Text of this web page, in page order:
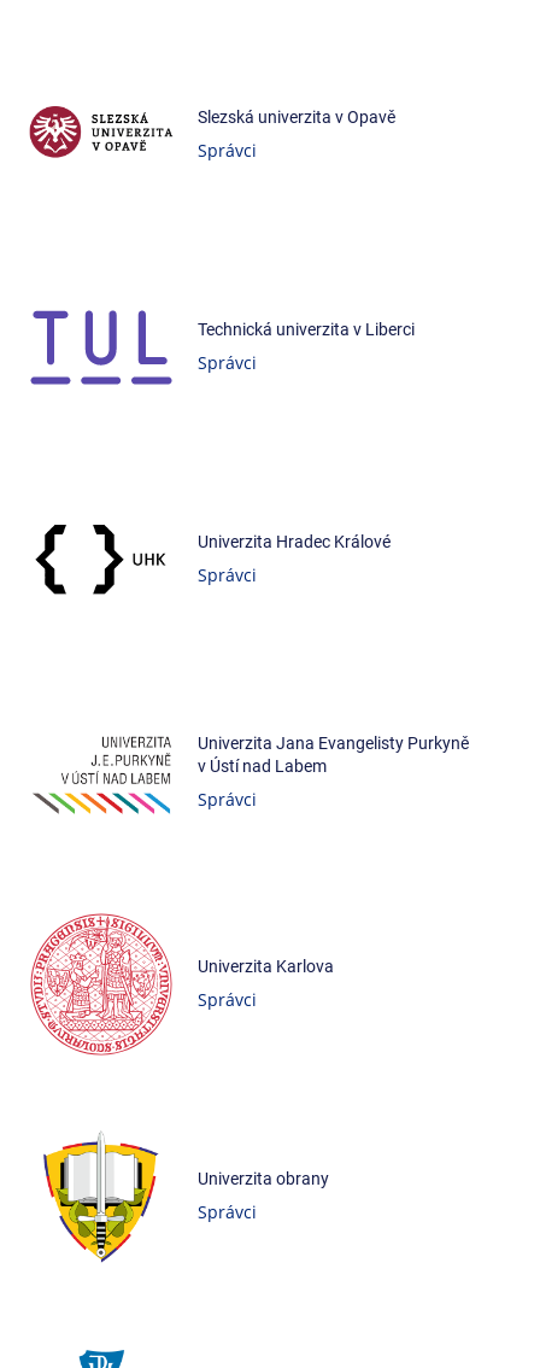
Slezská univerzita v Opavě
Správci
Technická univerzita v Liberci
Správci
Univerzita Hradec Králové
Správci
Univerzita Jana Evangelisty Purkyně
v Ústí nad Labem
Správci
Univerzita Karlova
Správci
Univerzita obrany
Správci